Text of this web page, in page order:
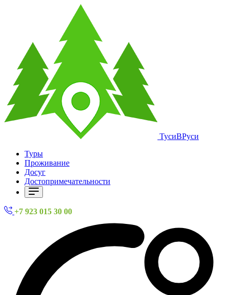
ТусиВРуси
Туры
Проживание
Досуг
Достопримечательности
+7 923 015 30 00